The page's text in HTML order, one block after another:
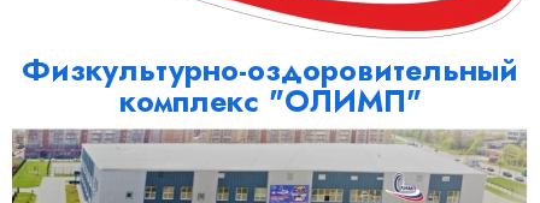
Физкультурно-оздоровительный
комплекс "ОЛИМП"